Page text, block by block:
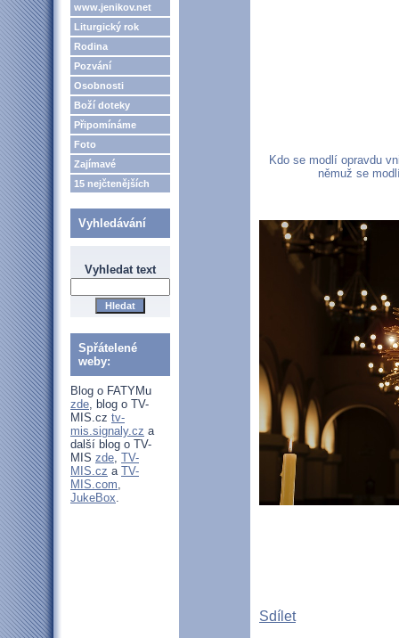
www.jenikov.net
Liturgický rok
Rodina
Pozvání
Osobnosti
Boží doteky
Připomínáme
Foto
Zajímavé
15 nejčtenějších
Vyhledávání
Vyhledat text
Spřátelené
weby:
Blog o FATYMu
zde, blog o TV-
MIS.cz tv-
mis.signaly.cz a
další blog o TV-
MIS zde, TV-
MIS.cz a TV-
MIS.com,
JukeBox.
Kdo se modlí opravdu
němuž se
Sdílet